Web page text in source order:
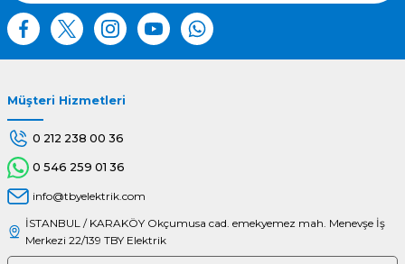
Müşteri Hizmetleri
0 212 238 00 36
0 546 259 01 36
info@tbyelektrik.com
İSTANBUL / KARAKÖY Okçumusa cad. emekyemez mah. Menevşe İş
Merkezi 22/139 TBY Elektrik